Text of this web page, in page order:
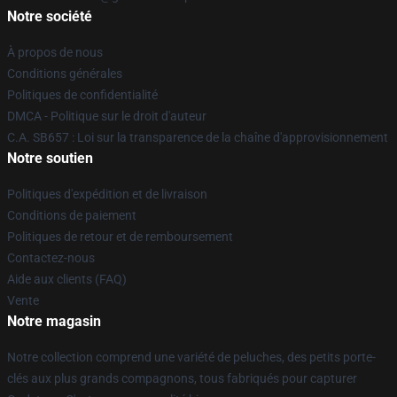
Notre société
À propos de nous
Conditions générales
Politiques de confidentialité
DMCA - Politique sur le droit d'auteur
C.A. SB657 : Loi sur la transparence de la chaîne d'approvisionnement
Notre soutien
Politiques d'expédition et de livraison
Conditions de paiement
Politiques de retour et de remboursement
Contactez-nous
Aide aux clients (FAQ)
Vente
Notre magasin
Notre collection comprend une variété de peluches, des petits porte-
clés aux plus grands compagnons, tous fabriqués pour capturer